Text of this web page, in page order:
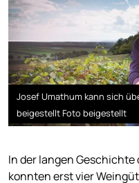
Josef Umathum kann sich
beigestellt Foto beigestellt
In der langen
konnten erst vier